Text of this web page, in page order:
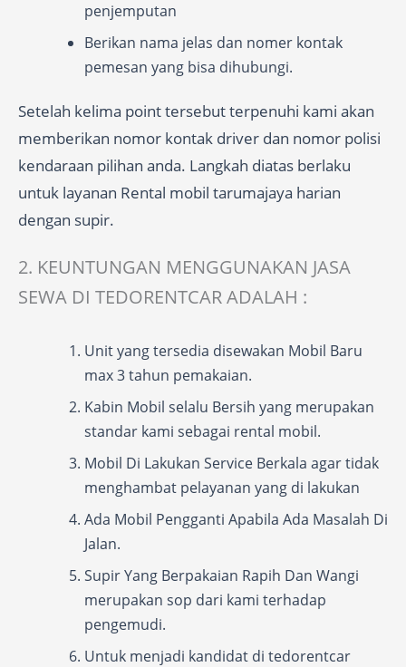
penjemputan
Berikan nama jelas dan nomer kontak
pemesan yang bisa dihubungi.
Setelah kelima point tersebut terpenuhi kami akan
memberikan nomor kontak driver dan nomor polisi
kendaraan pilihan anda. Langkah diatas berlaku
untuk layanan Rental mobil tarumajaya harian
dengan supir.
2. KEUNTUNGAN MENGGUNAKAN JASA
SEWA DI TEDORENTCAR ADALAH :
Unit yang tersedia disewakan Mobil Baru
max 3 tahun pemakaian.
Kabin Mobil selalu Bersih yang merupakan
standar kami sebagai rental mobil.
Mobil Di Lakukan Service Berkala agar tidak
menghambat pelayanan yang di lakukan
Ada Mobil Pengganti Apabila Ada Masalah Di
Jalan.
Supir Yang Berpakaian Rapih Dan Wangi
merupakan sop dari kami terhadap
pengemudi.
Untuk menjadi kandidat di tedorentcar